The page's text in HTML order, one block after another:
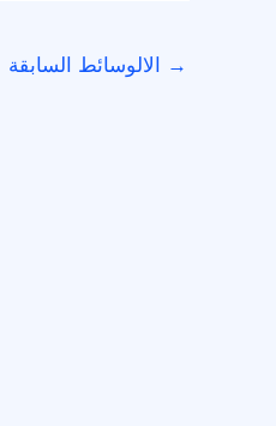
→ الالوسائط السابقة